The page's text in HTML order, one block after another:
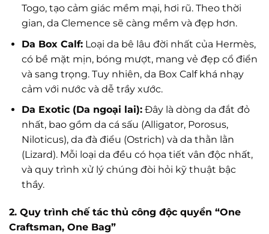
Togo, tạo cảm giác mềm mại, hơi rũ. Theo thời
gian, da Clemence sẽ càng mềm và đẹp hơn.
Da Box Calf:Loại da bê lâu đời nhất của Hermès,
có bề mặt mịn, bóng mượt, mang vẻ đẹp cổ điển
và sang trọng. Tuy nhiên, da Box Calf khá nhạy
cảm với nước và dễ trầy xước.
Da Exotic (Da ngoại lai):Đây là dòng da đắt đỏ
nhất, bao gồm da cá sấu (Alligator, Porosus,
Niloticus), da đà điểu (Ostrich) và da thằn lằn
(Lizard). Mỗi loại da đều có họa tiết vân độc nhất,
và quy trình xử lý chúng đòi hỏi kỹ thuật bậc
thầy.
2. Quy trình chế tác thủ công độc quyền “One
Craftsman, One Bag”